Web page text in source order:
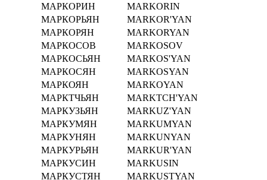
МАРКОРИН
MARKORIN
МАРКОРЬЯН
MARKOR'YAN
МАРКОРЯН
MARKORYAN
МАРКОСОВ
MARKOSOV
МАРКОСЬЯН
MARKOS'YAN
МАРКОСЯН
MARKOSYAN
МАРКОЯН
MARKOYAN
МАРКТЧЬЯН
MARKTCH'YAN
МАРКУЗЬЯН
MARKUZ'YAN
МАРКУМЯН
MARKUMYAN
МАРКУНЯН
MARKUNYAN
МАРКУРЬЯН
MARKUR'YAN
МАРКУСИН
MARKUSIN
МАРКУСТЯН
MARKUSTYAN